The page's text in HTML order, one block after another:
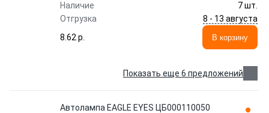
Наличие
7 шт.
Отгрузка
8 - 13 августа
8.62 p.
В корзину
Показать еще 6 предложений
Автолампа EAGLE EYES ЦБ000110050